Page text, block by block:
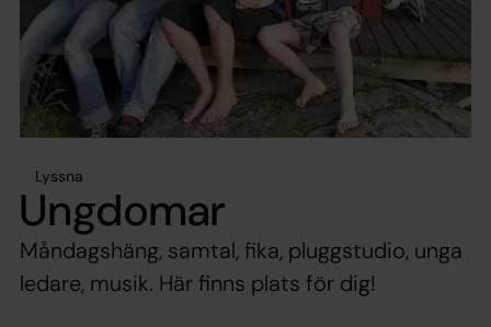
Lyssna
Ungdomar
Måndagshäng, samtal, fika, pluggstudio, unga
ledare, musik. Här finns plats för dig!